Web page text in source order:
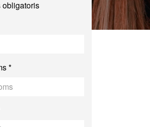
obligatoris
*